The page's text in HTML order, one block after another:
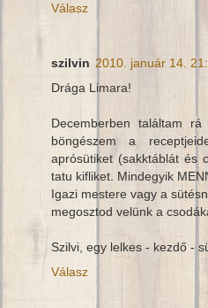
Válasz
szilvin 2010. január 14.
Drága Limara!
Decemberben találtam
böngészem a
aprósütiket (sakktáblát és
tatu kifliket. Mindegyik
Igazi mestere vagy a
megosztod velünk a
Szilvi, egy lelkes - kezdő -
Válasz